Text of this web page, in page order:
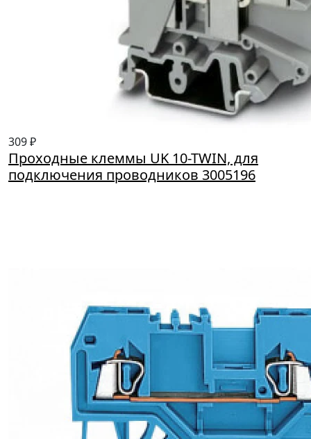
309 ₽
Проходные клеммы UK 10-TWIN, для
подключения проводников 3005196